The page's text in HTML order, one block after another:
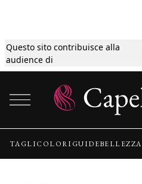
Questo sito contribuisce alla
audience di
Tagli
Colori
Guide
TAGLICOLORI GUIDEBELLEZZA